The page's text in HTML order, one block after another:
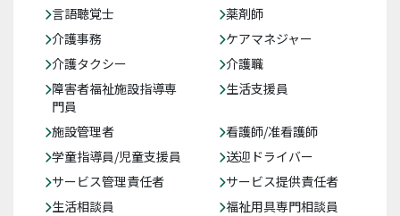
言語聴覚士
薬剤師
介護事務
ケアマネジャー
介護タクシー
介護職
障害者福祉施設指導専
門員
生活支援員
施設管理者
看護師/准看護師
学童指導員/児童支援員
送迎ドライバー
サービス管理責任者
サービス提供責任者
生活相談員
福祉用具専門相談員